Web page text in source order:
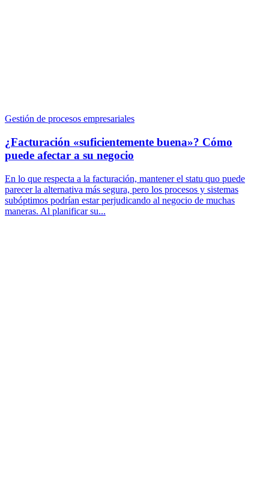
Gestión de procesos empresariales
¿Facturación «suficientemente buena»? Cómo
puede afectar a su negocio
En lo que respecta a la facturación, mantener el statu quo puede
parecer la alternativa más segura, pero los procesos y sistemas
subóptimos podrían estar perjudicando al negocio de muchas
maneras. Al planificar su...